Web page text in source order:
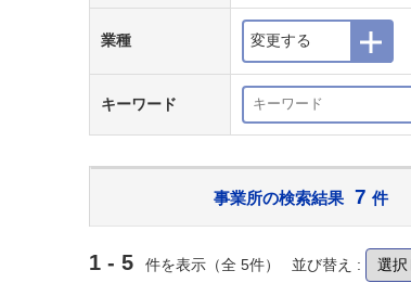
業種 変更する
キーワード
事業所の検索結果 7 件
1 - 5 件を表示（全 5件） 並び替え :